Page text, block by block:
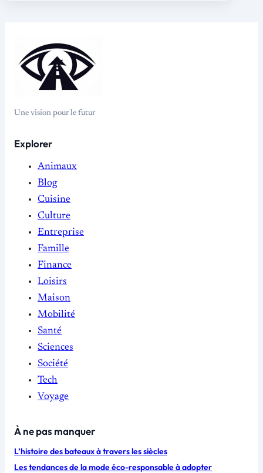
Une vision pour le futur
Explorer
Animaux
Blog
Cuisine
Culture
Entreprise
Famille
Finance
Loisirs
Maison
Mobilité
Santé
Sciences
Société
Tech
Voyage
À ne pas manquer
L’histoire des bateaux à travers les siècles
Les tendances de la mode éco-responsable à adopter